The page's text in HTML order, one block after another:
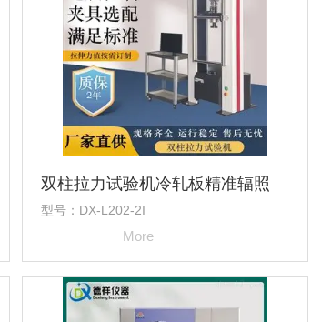
双柱拉力试验机冷轧板精准辐照
型号：DX-L202-2I
More